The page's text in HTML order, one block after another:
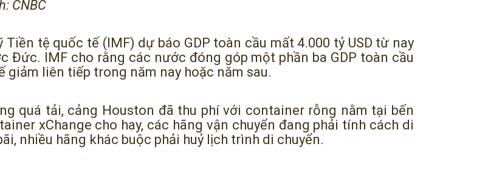
CNBC
tệ quốc tế (IMF) dự báo GDP toàn cầu mất 4.000 tỷ USD từ nay
Đức. IMF cho rằng các nước đóng góp một phần ba GDP toàn cầu
liên tiếp trong năm nay hoặc năm sau.
quá tải, cảng Houston đã thu phí với container rỗng nằm tại bến
xChange cho hay, các hãng vận chuyển đang phải tính cách di
nhiều hãng khác buộc phải huỷ lịch trình di chuyển.